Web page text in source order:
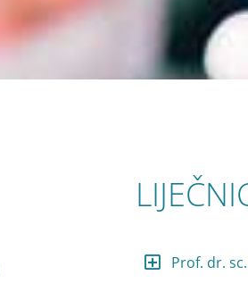
Prof. dr.